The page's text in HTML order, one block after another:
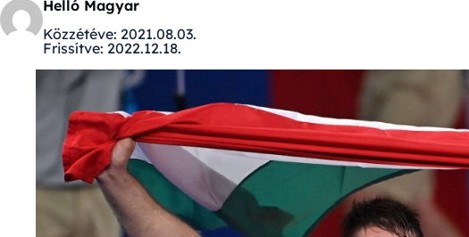
Helló Magyar
Közzétéve: 2021.08.03.
Frissítve: 2022.12.18.